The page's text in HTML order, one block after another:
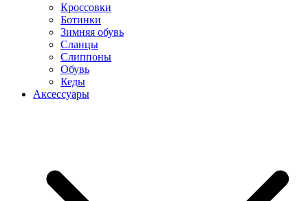
Кроссовки
Ботинки
Зимняя обувь
Сланцы
Слиппоны
Обувь
Кеды
Аксессуары